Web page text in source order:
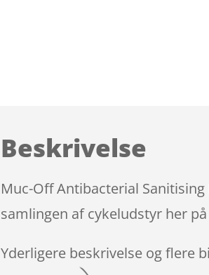
Beskrivelse
Muc-Off Antibacterial
samlingen af cykeludstyr her
Yderligere beskrivelse og flere